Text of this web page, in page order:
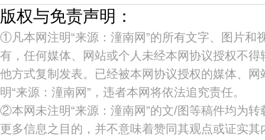
版权与免责声明：
①凡本网注明“来源：潼南网”的所有文字、图片和
有，任何媒体、网站或个人未经本网协议授权不
他方式复制发表。已经被本网协议授权的媒体、
明“来源：潼南网”，违者本网将依法追究责任。
②本网未注明“来源：潼南网”的文/图等稿件均为
更多信息之目的，并不意味着赞同其观点或证实